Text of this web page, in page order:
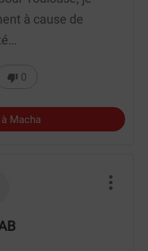
à cause de
0
Macha